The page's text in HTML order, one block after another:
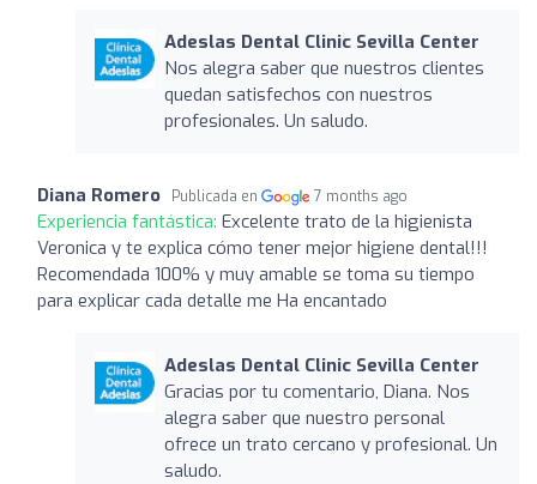
Adeslas Dental Clinic Sevilla Center
Nos alegra saber que nuestros clientes
quedan satisfechos con nuestros
profesionales. Un saludo.
Diana Romero Publicada en 7 months ago
Experiencia fantástica: Excelente trato de la higienista
Veronica y te explica cómo tener mejor higiene dental!!!
Recomendada 100% y muy amable se toma su tiempo
para explicar cada detalle me Ha encantado
Adeslas Dental Clinic Sevilla Center
Gracias por tu comentario, Diana. Nos
alegra saber que nuestro personal
ofrece un trato cercano y profesional. Un
saludo.